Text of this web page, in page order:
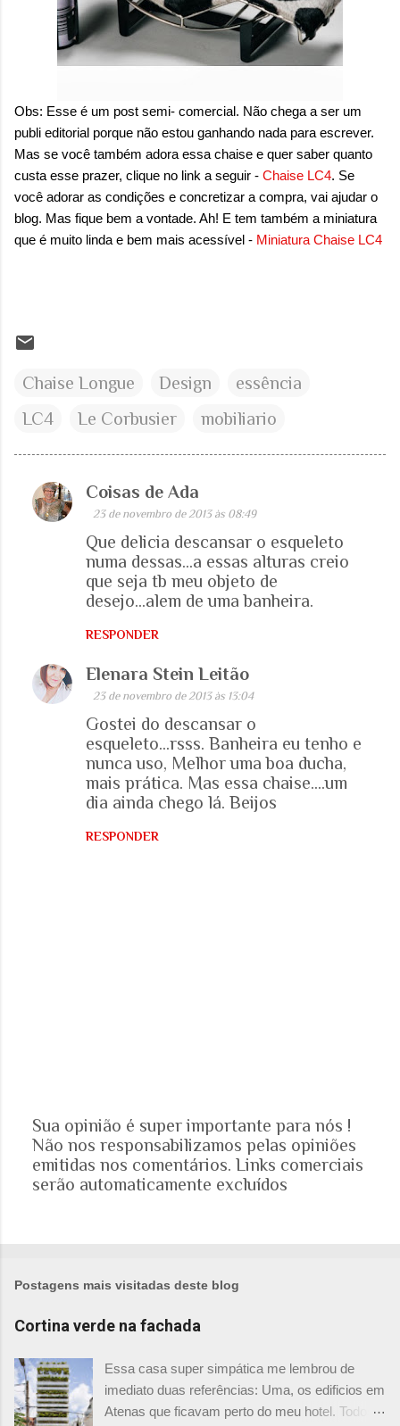
Obs: Esse é um post semi- comercial. Não chega a ser um
publi editorial porque não estou ganhando nada para escrever.
Mas se você também adora essa chaise e quer saber quanto
custa esse prazer, clique no link a seguir - Chaise LC4. Se
você adorar as condições e concretizar a compra, vai ajudar o
blog. Mas fique bem a vontade. Ah! E tem também a miniatura
que é muito linda e bem mais acessível - Miniatura Chaise LC4
Chaise Longue Design
essência
LC4
Le Corbusier mobiliario
C
r
i
Coisas de Ada
23 de novembro de 2013 às 08:49
Que delicia descansar o esqueleto
numa dessas...a essas alturas creio
que seja tb meu objeto de
desejo...alem de uma banheira.
RESPONDER
Elenara Stein Leitão
23 de novembro de 2013 às 13:04
Gostei do descansar o
esqueleto...rsss. Banheira eu tenho e
nunca uso, Melhor uma boa ducha,
mais prática. Mas essa chaise....um
dia ainda chego lá. Beijos
RESPONDER
P
o
s
m
o
e
n
t
Sua opinião é super importante para nós !
Não nos responsabilizamos pelas opiniões
emitidas nos comentários. Links comerciais
serão automaticamente excluídos
Postagens mais visitadas deste blog
Cortina verde na fachada
Essa casa super simpática me lembrou de
imediato duas referências: Uma, os edificios em
Atenas que ficavam perto do meu hotel. Todos